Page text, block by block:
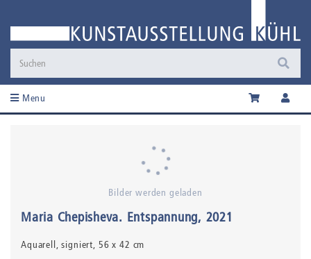
Menu
Bilder werden geladen
Maria Chepisheva. Entspannung, 2021
Aquarell,signiert, 56 x 42 cm